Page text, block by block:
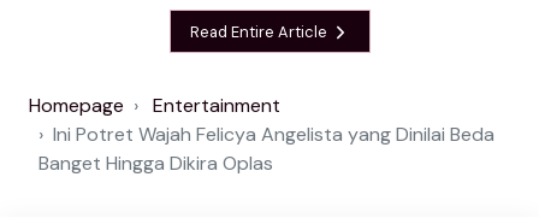
Read Entire Article
Homepage
Entertainment
Ini Potret Wajah Felicya Angelista yang Dinilai Beda
Banget Hingga Dikira Oplas